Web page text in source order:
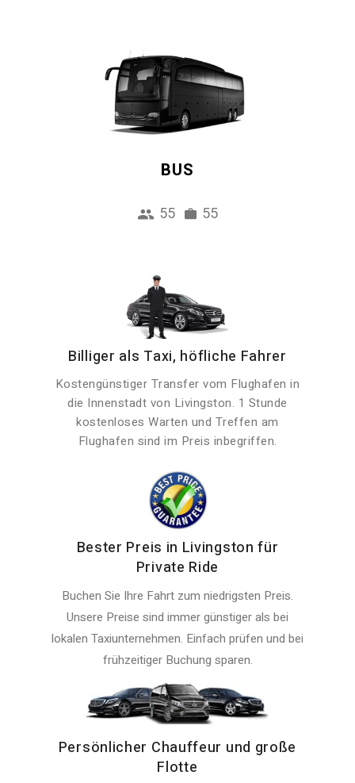
BUS
55 55
Billiger als Taxi, höfliche Fahrer
Kostengünstiger Transfer vom Flughafen in
die Innenstadt von Livingston. 1 Stunde
kostenloses Warten und Treffen am
Flughafen sind im Preis inbegriffen.
Bester Preis in Livingston für
Private Ride
Buchen Sie Ihre Fahrt zum niedrigsten Preis.
Unsere Preise sind immer günstiger als bei
lokalen Taxiunternehmen. Einfach prüfen und bei
frühzeitiger Buchung sparen.
Persönlicher Chauffeur und große
Flotte